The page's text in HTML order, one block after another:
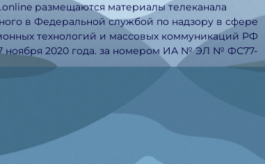
размещаются материалы телеканала
в Федеральной службой по надзору в сфере
технологий и массовых коммуникаций РФ
ноября 2020 года. за номером ИА № ЭЛ № ФС77-